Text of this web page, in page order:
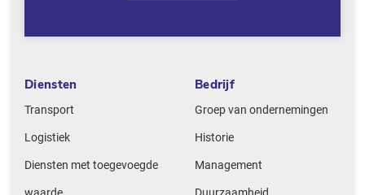
Diensten
Transport
Logistiek
Diensten met toegevoegde
Bedrijf
Groep van ondernemingen
Historie
Management